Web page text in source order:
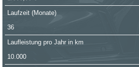
Laufzeit (Monate)
36
Laufleistung pro Jahr in km
10.000